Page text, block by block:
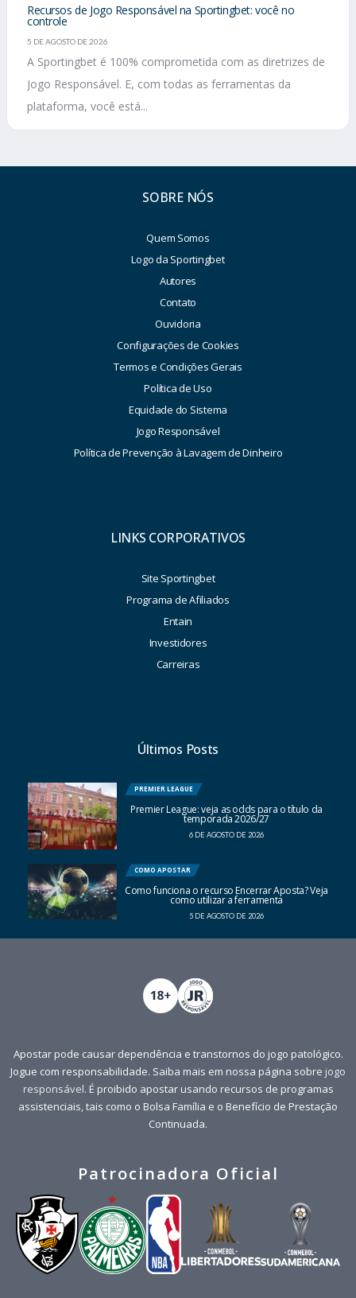
Recursos de Jogo Responsável na Sportingbet: você no
controle
5 DE AGOSTO DE 2026
A Sportingbet é 100% comprometida com as diretrizes de
Jogo Responsável. E, com todas as ferramentas da
plataforma, você está...
SOBRE NÓS
Quem Somos
Logo da Sportingbet
Autores
Contato
Ouvidoria
Configurações de Cookies
Termos e Condições Gerais
Política de Uso
Equidade do Sistema
Jogo Responsável
Política de Prevenção à Lavagem de Dinheiro
LINKS CORPORATIVOS
Site Sportingbet
Programa de Afiliados
Entain
Investidores
Carreiras
Últimos Posts
PREMIER LEAGUE
Premier League: veja as odds para o título da
temporada 2026/27
6 DE AGOSTO DE 2026
COMO APOSTAR
Como funciona o recurso Encerrar Aposta? Veja
como utilizar a ferramenta
5 DE AGOSTO DE 2026
Apostar pode causar dependência e transtornos do jogo patológico.
Jogue com responsabilidade. Saiba mais em nossa página sobre jogo
responsável. É proibido apostar usando recursos de programas
assistenciais, tais como o Bolsa Família e o Benefício de Prestação
Continuada.
Patrocinadora Oficial